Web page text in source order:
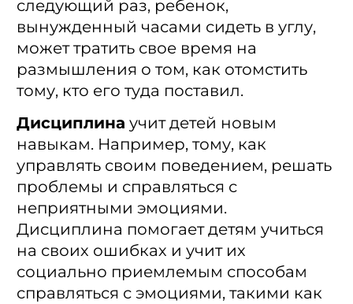
следующий раз, ребенок,
вынужденный часами сидеть в углу,
может тратить свое время на
размышления о том, как отомстить
тому, кто его туда поставил.
Дисциплина учит детей новым
навыкам. Например, тому, как
управлять своим поведением, решать
проблемы и справляться с
неприятными эмоциями.
Дисциплина помогает детям учиться
на своих ошибках и учит их
социально приемлемым способам
справляться с эмоциями, такими как